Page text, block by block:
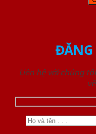
ĐĂNG
Liên hệ với chúng